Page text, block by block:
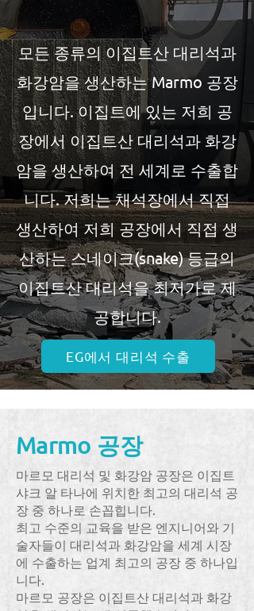
모든 종류의 이집트산 대리석과
화강암을 생산하는 Marmo 공장
입니다. 이집트에 있는 저희 공
장에서 이집트산 대리석과 화강
암을 생산하여 전 세계로 수출합
니다. 저희는 채석장에서 직접
생산하여 저희 공장에서 직접 생
산하는 스네이크(snake) 등급의
이집트산 대리석을 최저가로 제
공합니다.
EG에서 대리석 수출
Marmo 공장
마르모 대리석 및 화강암 공장은 이집트
샤크 알 타나에 위치한 최고의 대리석 공
장 중 하나로 손꼽힙니다.
최고 수준의 교육을 받은 엔지니어와 기
술자들이 대리석과 화강암을 세계 시장
에 수출하는 업계 최고의 공장 중 하나입
니다.
마르모 공장은 이집트산 대리석과 화강